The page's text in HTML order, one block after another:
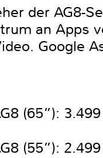
der AG8-
an Apps
Google
(65”):
(55”):